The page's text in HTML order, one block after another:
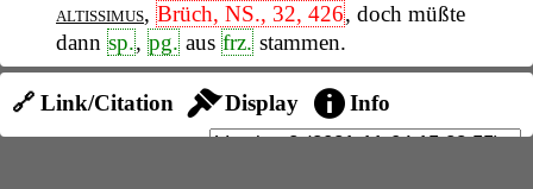
altissimus, Brüch, NS., 32, 426, doch müßte
dann sp., pg. aus frz. stammen.
🔗 Link/Citation Display Info